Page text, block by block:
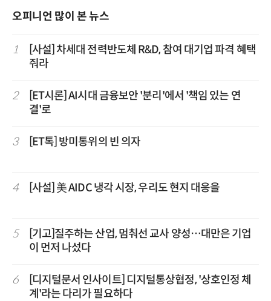
오피니언 많이 본 뉴스
1
[사설] 차세대 전력반도체 R&D, 참여 대기업 파격 혜택
줘라
2
[ET시론] AI시대 금융보안 '분리'에서 '책임 있는 연
결'로
3 [ET톡] 방미통위의 빈 의자
4 [사설] 美 AIDC 냉각 시장, 우리도 현지 대응을
5
[기고]질주하는 산업, 멈춰선 교사 양성…대만은 기업
이 먼저 나섰다
6
[디지털문서 인사이트] 디지털통상협정, '상호인정 체
계'라는 다리가 필요하다